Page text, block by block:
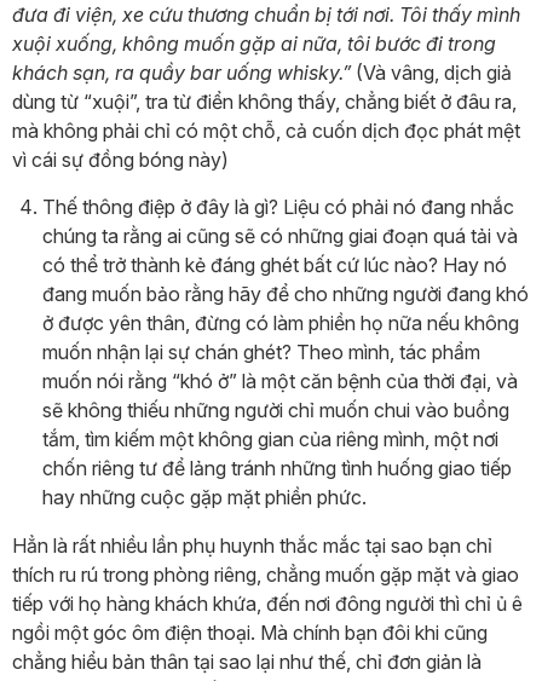
đưa đi viện, xe cứu thương chuẩn bị tới nơi. Tôi thấy mình
xuội xuống, không muốn gặp ai nữa, tôi bước đi trong
khách sạn, ra quầy bar uống whisky.”(Và vâng, dịch giả
dùng từ “xuội”, tra từ điển không thấy, chẳng biết ở đâu ra,
mà không phải chỉ có một chỗ, cả cuốn dịch đọc phát mệt
vì cái sự đồng bóng này)
Thế thông điệp ở đây là gì? Liệu có phải nó đang nhắc
chúng ta rằng ai cũng sẽ có những giai đoạn quá tải và
có thể trở thành kẻ đáng ghét bất cứ lúc nào? Hay nó
đang muốn bảo rằng hãy để cho những người đang khó
ở được yên thân, đừng có làm phiền họ nữa nếu không
muốn nhận lại sự chán ghét? Theo mình, tác phẩm
muốn nói rằng “khó ở” là một căn bệnh của thời đại, và
sẽ không thiếu những người chỉ muốn chui vào buồng
tắm, tìm kiếm một không gian của riêng mình, một nơi
chốn riêng tư để lảng tránh những tình huống giao tiếp
hay những cuộc gặp mặt phiền phức.
Hẳn là rất nhiều lần phụ huynh thắc mắc tại sao bạn chỉ
thích ru rú trong phòng riêng, chẳng muốn gặp mặt và giao
tiếp với họ hàng khách khứa, đến nơi đông người thì chỉ ủ ê
ngồi một góc ôm điện thoại. Mà chính bạn đôi khi cũng
chẳng hiểu bản thân tại sao lại như thế, chỉ đơn giản là